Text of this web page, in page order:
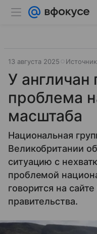
13 августа 2025
У англичан
проблема
масштаба
Национальная
Великобритании
ситуацию с
проблемой
говорится на
правительства.